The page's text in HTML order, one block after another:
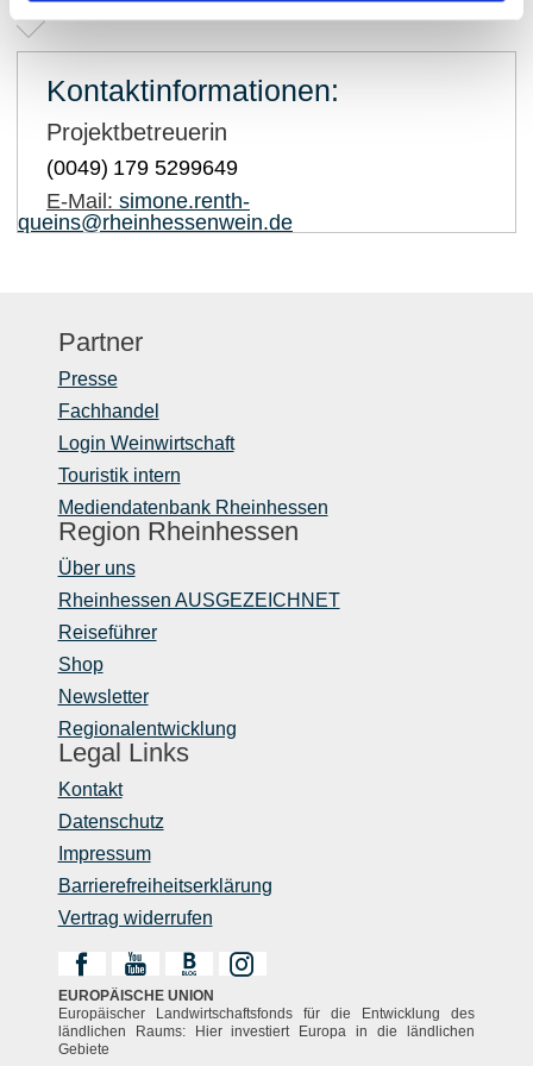
Kontaktinformationen:
Projektbetreuerin
(0049) 179 5299649
E-Mail: simone.renth-
queins@rheinhessenwein.de
Partner
Presse
Fachhandel
Login Weinwirtschaft
Touristik intern
Mediendatenbank Rheinhessen
Region Rheinhessen
Über uns
Rheinhessen AUSGEZEICHNET
Reiseführer
Shop
Newsletter
Regionalentwicklung
Legal Links
Kontakt
Datenschutz
Impressum
Barrierefreiheitserklärung
Vertrag widerrufen
EUROPÄISCHE UNION
Europäischer Landwirtschaftsfonds für die Entwicklung des
ländlichen Raums: Hier investiert Europa in die ländlichen
Gebiete